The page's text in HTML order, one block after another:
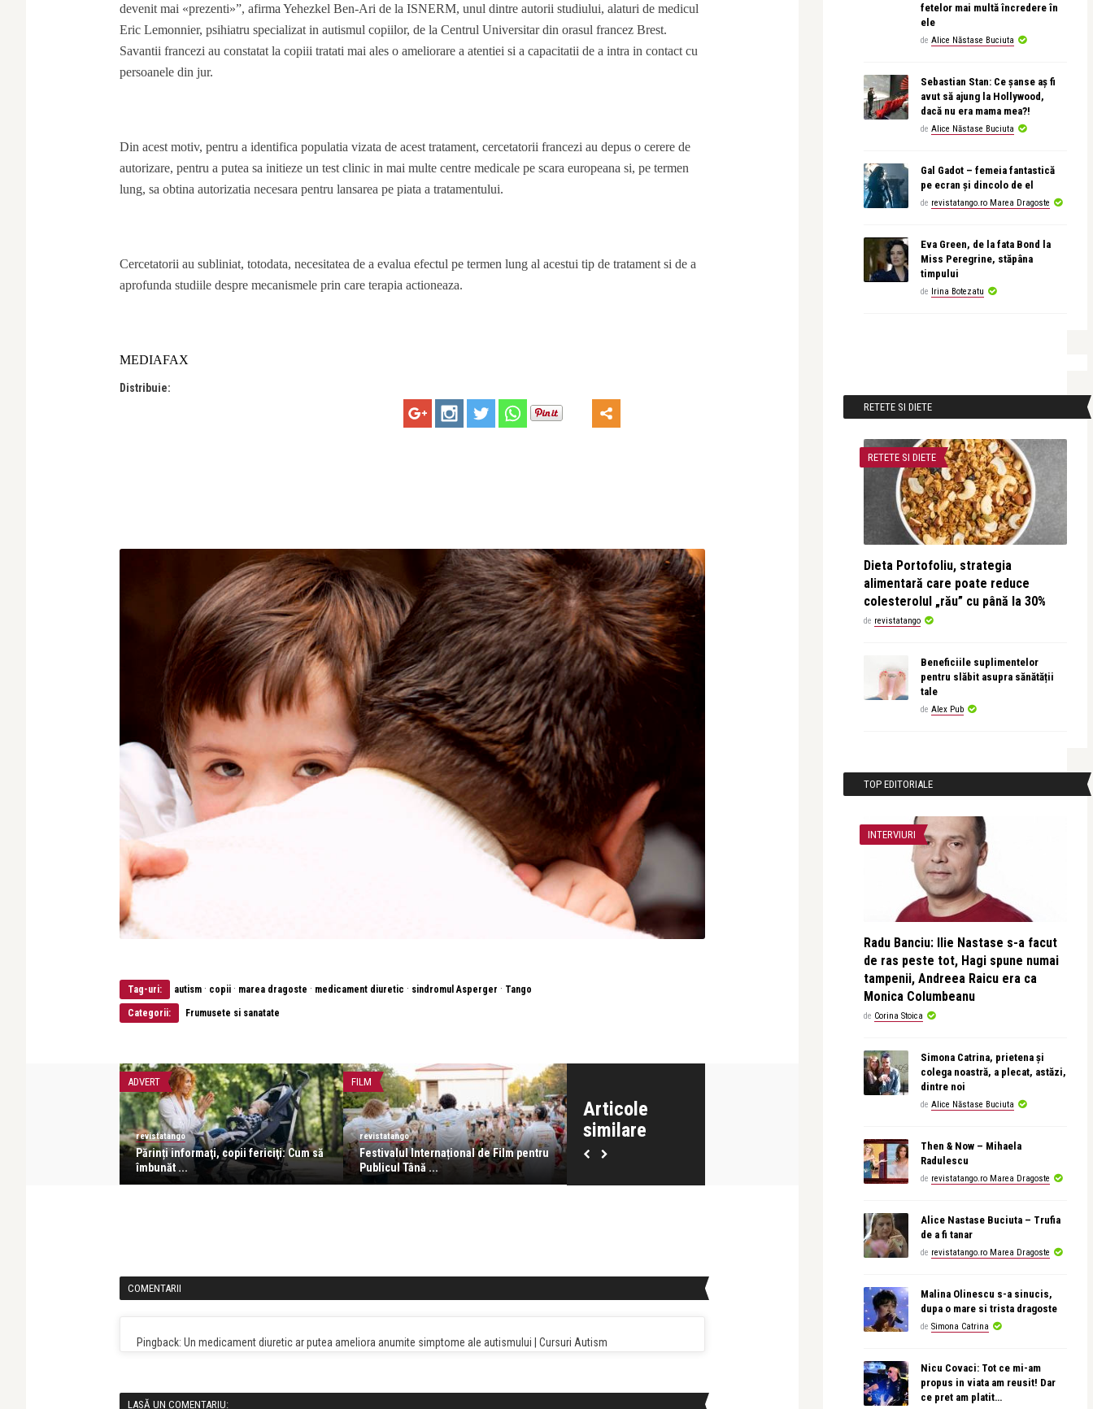
devenit mai «prezenti»”, afirma Yehezkel Ben-Ari de la ISNERM, unul dintre autorii studiului, alaturi de medicul
Eric Lemonnier, psihiatru specializat in autismul copiilor, de la Centrul Universitar din orasul francez Brest.
Savantii francezi au constatat la copiii tratati mai ales o ameliorare a atentiei si a capacitatii de a intra in contact cu
persoanele din jur.
Din acest motiv, pentru a identifica populatia vizata de acest tratament, cercetatorii francezi au depus o cerere de
autorizare, pentru a putea sa initieze un test clinic in mai multe centre medicale pe scara europeana si, pe termen
lung, sa obtina autorizatia necesara pentru lansarea pe piata a tratamentului.
Cercetatorii au subliniat, totodata, necesitatea de a evalua efectul pe termen lung al acestui tip de tratament si de a
aprofunda studiile despre mecanismele prin care terapia actioneaza.
MEDIAFAX
Distribuie:
Tag-uri: autism · copii · marea dragoste · medicament diuretic · sindromul Asperger · Tango
Categorii: Frumusete si sanatate
Articole
similare
ADVERT
revistatango
Părinți informaţi, copii fericiţi: Cum să
îmbunăt ...
FILM
revistatango
Festivalul Internațional de Film pentru
Publicul Tână ...
revistatango
Puterea cititului cu voce tare pentru
Dacă locul ei nu e în ramă, nu trimite
poza mai depar ...
COMENTARII
Pingback: Un medicament diuretic ar putea ameliora anumite simptome ale autismului | Cursuri Autism
LASĂ UN COMENTARIU:
fetelor mai multă încredere în
ele
de Alice Năstase Buciuta
Sebastian Stan: Ce șanse aș fi
avut să ajung la Hollywood,
dacă nu era mama mea?!
de Alice Năstase Buciuta
Gal Gadot – femeia fantastică
pe ecran și dincolo de el
de revistatango.ro Marea Dragoste
Eva Green, de la fata Bond la
Miss Peregrine, stăpâna
timpului
de Irina Botezatu
RETETE SI DIETE
RETETE SI DIETE
Dieta Portofoliu, strategia
alimentară care poate reduce
colesterolul „rău” cu până la 30%
de revistatango
Beneficiile suplimentelor
pentru slăbit asupra sănătății
tale
de Alex Pub
TOP EDITORIALE
INTERVIURI
Radu Banciu: Ilie Nastase s-a facut
de ras peste tot, Hagi spune numai
tampenii, Andreea Raicu era ca
Monica Columbeanu
de Corina Stoica
Simona Catrina, prietena și
colega noastră, a plecat, astăzi,
dintre noi
de Alice Năstase Buciuta
Then & Now – Mihaela
Radulescu
de revistatango.ro Marea Dragoste
Alice Nastase Buciuta – Trufia
de a fi tanar
de revistatango.ro Marea Dragoste
Malina Olinescu s-a sinucis,
dupa o mare si trista dragoste
de Simona Catrina
Nicu Covaci: Tot ce mi-am
propus in viata am reusit! Dar
ce pret am platit…